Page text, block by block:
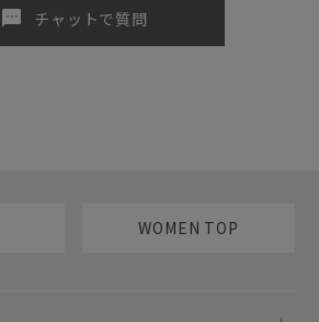
sms チャットで質問
WOMEN TOP